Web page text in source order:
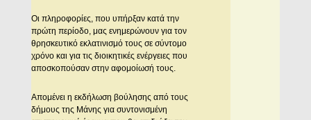
Οι πληροφορίες, που υπήρξαν κατά την
πρώτη περίοδο, μας ενημερώνουν για τον
θρησκευτικό εκλατινισμό τους σε σύντομο
χρόνο και για τις διοικητικές ενέργειες που
αποσκοπούσαν στην αφομοίωσή τους.
Απομένει η εκδήλωση βούλησης από τους
δήμους της Μάνης για συντονισμένη